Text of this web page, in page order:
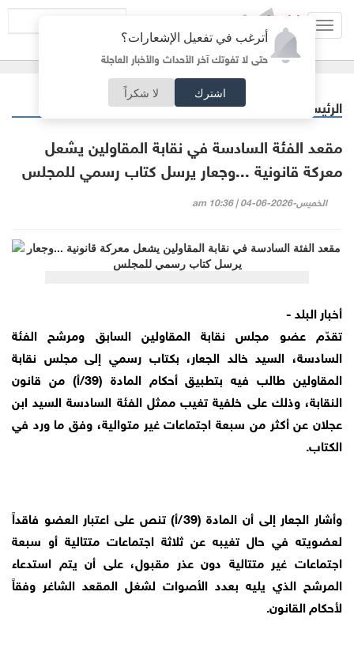
أترغب في تفعيل الإشعارات؟
حتى لا تفوتك آخر الأحداث والأخبار العاجلة
اشترك لا شكراً
الرئيسية
مقعد الفئة السادسة في نقابة المقاولين يشعل
معركة قانونية ...وجعار يرسل كتاب رسمي للمجلس
الخميس-2026-06-04 | 10:36 am
أخبار البلد -
تقدّم عضو مجلس نقابة المقاولين السابق ومرشح الفئة
السادسة، السيد خالد الجعار، بكتاب رسمي إلى مجلس نقابة
المقاولين طالب فيه بتطبيق أحكام المادة (39/أ) من قانون
النقابة، وذلك على خلفية تغيب ممثل الفئة السادسة السيد ابن
عجلان عن أكثر من سبعة اجتماعات غير متوالية، وفق ما ورد في
الكتاب.
وأشار الجعار إلى أن المادة (39/أ) تنص على اعتبار العضو فاقداً
لعضويته في حال تغيبه عن ثلاثة اجتماعات متتالية أو سبعة
اجتماعات غير متتالية دون عذر مقبول، على أن يتم استدعاء
المرشح الذي يليه بعدد الأصوات لشغل المقعد الشاغر وفقاً
لأحكام القانون.